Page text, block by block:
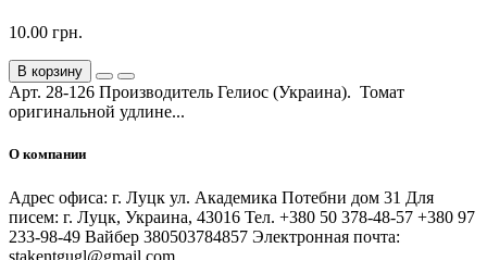
10.00 грн.
В корзину
Арт. 28-126 Производитель Гелиос (Украина). Томат
оригинальной удлине...
О компании
Адрес офиса: г. Луцк ул. Академика Потебни дом 31 Для
писем: г. Луцк, Украина, 43016 Тел. +380 50 378-48-57 +380 97
233-98-49 Вайбер 380503784857 Электронная почта:
stakentgugl@gmail.com